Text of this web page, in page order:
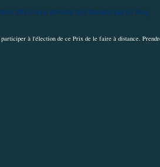
2013 sera dévoilé très bientôt sur ce blog
à l'élection de ce Prix de le faire à distance.